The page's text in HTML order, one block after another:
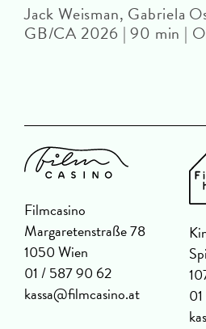
Jack Weisman, Gabriela
GB/CA 2026 | 90 min |
Filmcasino
Margaretenstraße 78
1050 Wien
01 / 587 90 62
kassa@filmcasino.at